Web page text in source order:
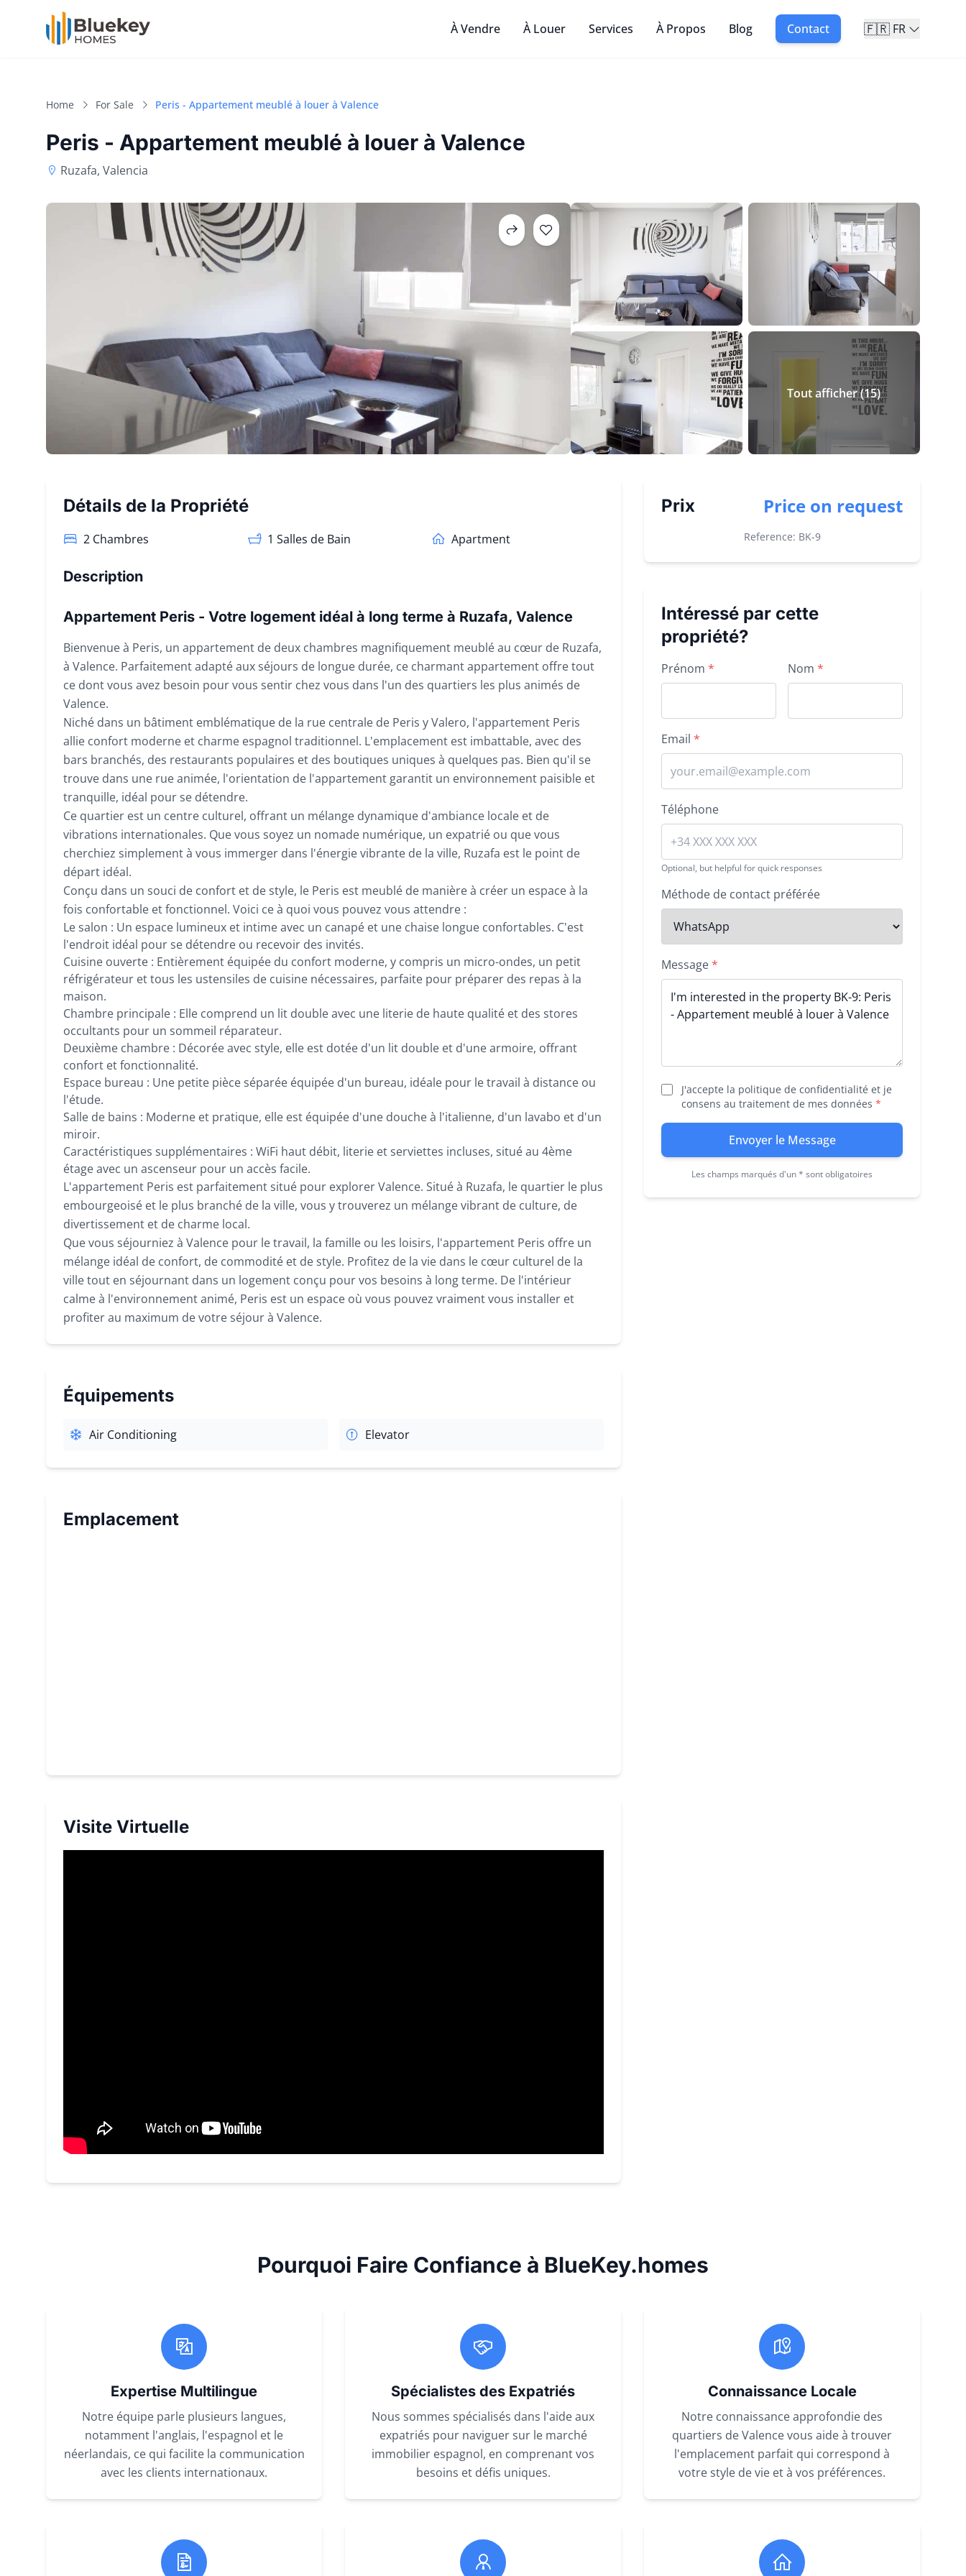
À Vendre À Louer Services À Propos Blog Contact 🇫🇷 FR
Home For Sale Peris - Appartement meublé à louer à Valence
Peris - Appartement meublé à louer à Valence
Ruzafa, Valencia
Tout afficher(15)
Détails de la Propriété
2 Chambres 1 Salles de Bain Apartment
Description
Appartement Peris - Votre logement idéal à long terme à Ruzafa, Valence
Bienvenue à Peris, un appartement de deux chambres magnifiquement meublé au cœur de Ruzafa,
à Valence. Parfaitement adapté aux séjours de longue durée, ce charmant appartement offre tout
ce dont vous avez besoin pour vous sentir chez vous dans l'un des quartiers les plus animés de
Valence.
Niché dans un bâtiment emblématique de la rue centrale de Peris y Valero, l'appartement Peris
allie confort moderne et charme espagnol traditionnel. L'emplacement est imbattable, avec des
bars branchés, des restaurants populaires et des boutiques uniques à quelques pas. Bien qu'il se
trouve dans une rue animée, l'orientation de l'appartement garantit un environnement paisible et
tranquille, idéal pour se détendre.
Ce quartier est un centre culturel, offrant un mélange dynamique d'ambiance locale et de
vibrations internationales. Que vous soyez un nomade numérique, un expatrié ou que vous
cherchiez simplement à vous immerger dans l'énergie vibrante de la ville, Ruzafa est le point de
départ idéal.
Conçu dans un souci de confort et de style, le Peris est meublé de manière à créer un espace à la
fois confortable et fonctionnel. Voici ce à quoi vous pouvez vous attendre :
Le salon : Un espace lumineux et intime avec un canapé et une chaise longue confortables. C'est
l'endroit idéal pour se détendre ou recevoir des invités.
Cuisine ouverte : Entièrement équipée du confort moderne, y compris un micro-ondes, un petit
réfrigérateur et tous les ustensiles de cuisine nécessaires, parfaite pour préparer des repas à la
maison.
Chambre principale : Elle comprend un lit double avec une literie de haute qualité et des stores
occultants pour un sommeil réparateur.
Deuxième chambre : Décorée avec style, elle est dotée d'un lit double et d'une armoire, offrant
confort et fonctionnalité.
Espace bureau : Une petite pièce séparée équipée d'un bureau, idéale pour le travail à distance ou
l'étude.
Salle de bains : Moderne et pratique, elle est équipée d'une douche à l'italienne, d'un lavabo et d'un
miroir.
Caractéristiques supplémentaires : WiFi haut débit, literie et serviettes incluses, situé au 4ème
étage avec un ascenseur pour un accès facile.
L'appartement Peris est parfaitement situé pour explorer Valence. Situé à Ruzafa, le quartier le plus
embourgeoisé et le plus branché de la ville, vous y trouverez un mélange vibrant de culture, de
divertissement et de charme local.
Que vous séjourniez à Valence pour le travail, la famille ou les loisirs, l'appartement Peris offre un
mélange idéal de confort, de commodité et de style. Profitez de la vie dans le cœur culturel de la
ville tout en séjournant dans un logement conçu pour vos besoins à long terme. De l'intérieur
calme à l'environnement animé, Peris est un espace où vous pouvez vraiment vous installer et
profiter au maximum de votre séjour à Valence.
Équipements
Air Conditioning Elevator
Emplacement
Visite Virtuelle
Prix Price on request
Reference: BK-9
Intéressé par cette
propriété?
Property inquiry form
Prénom * Nom *
Email *
Téléphone
Optional, but helpful for quick responses
Méthode de contact préférée
Message*
J'accepte la politique de confidentialité et je
consens au traitement de mes données *
Envoyer le Message
Les champs marqués d'un * sont obligatoires
Pourquoi Faire Confiance à BlueKey.homes
Expertise Multilingue
Notre équipe parle plusieurs langues,
notamment l'anglais, l'espagnol et le
néerlandais, ce qui facilite la communication
avec les clients internationaux.
Spécialistes des Expatriés
Nous sommes spécialisés dans l'aide aux
expatriés pour naviguer sur le marché
immobilier espagnol, en comprenant vos
besoins et défis uniques.
Connaissance Locale
Notre connaissance approfondie des
quartiers de Valence vous aide à trouver
l'emplacement parfait qui correspond à
votre style de vie et à vos préférences.